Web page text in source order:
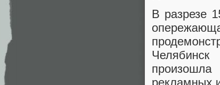
В разрезе
рекламных